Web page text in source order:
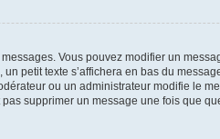
Vous pouvez modifier un
petit texte s’affichera en bas du
ou un administrateur modifie le
supprimer un message une fois que